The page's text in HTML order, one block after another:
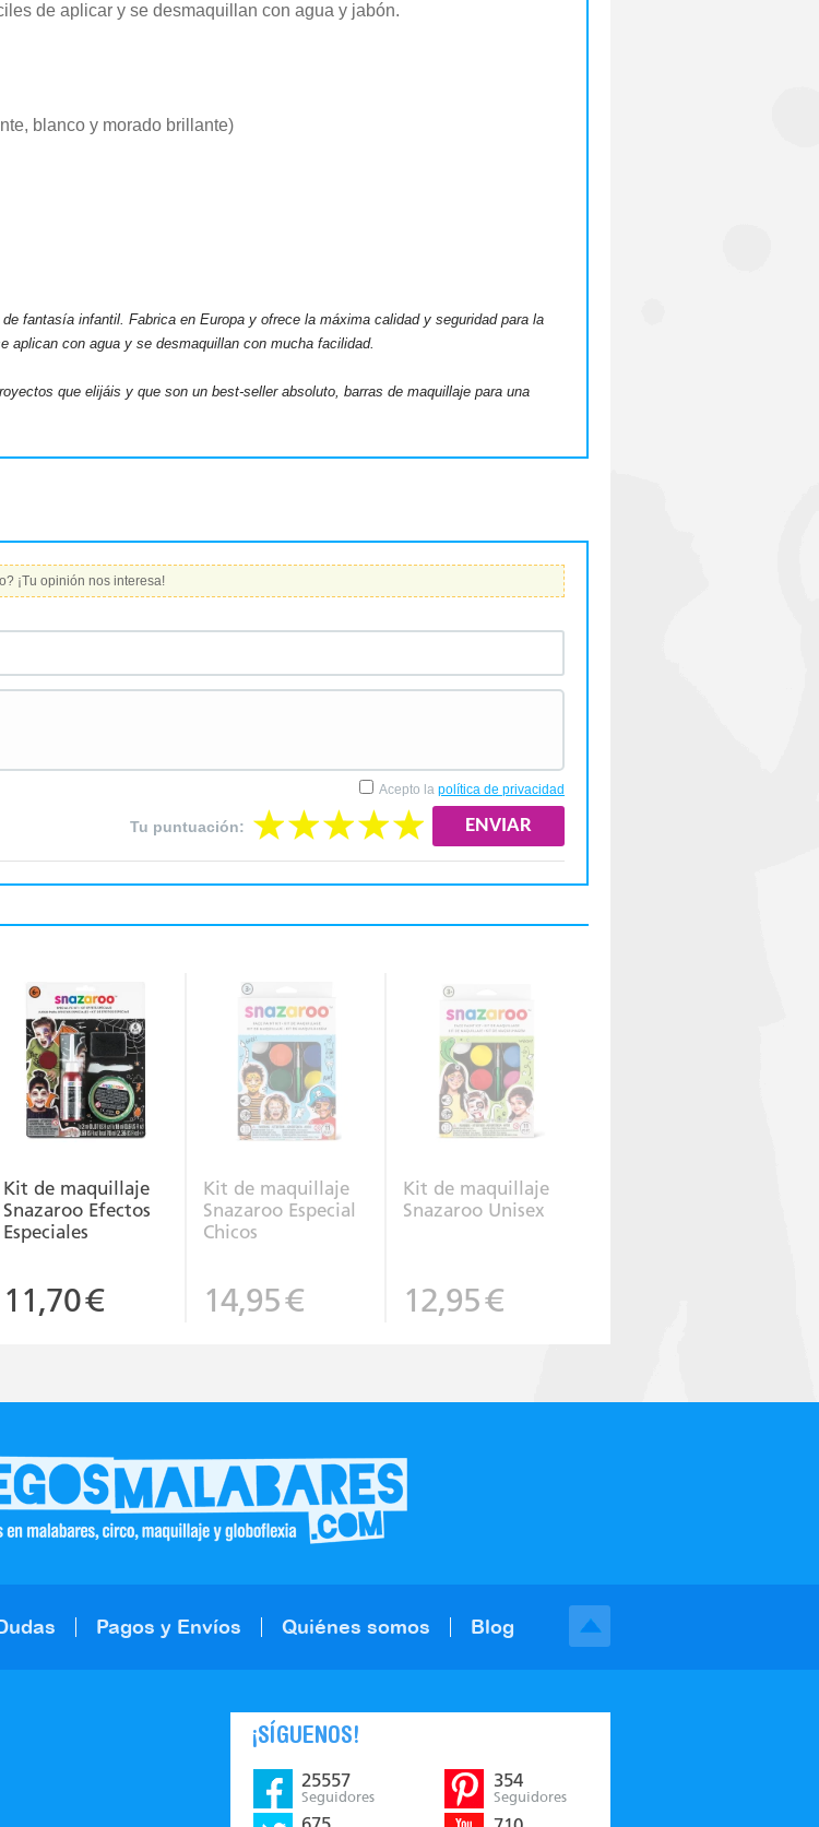
de aplicar y se desmaquillan con agua y jabón.
blanco y morado brillante)
fantasía infantil. Fabrica en Europa y ofrece la máxima calidad y seguridad para la
aplican con agua y se desmaquillan con mucha facilidad.
que elijáis y que son un best-seller absoluto, barras de maquillaje para una
¡Tu opinión nos interesa!
Tu puntuación:
Acepto la política de privacidad
Kit de maquillaje
Snazaroo Efectos
Especiales
11,70€
Kit de maquillaje
Snazaroo Especial
Chicos
14,95€
Kit de maquillaje
Snazaroo Unisex
12,95€
Pagos y Envíos Quiénes somos Blog
¡SÍGUENOS!
25557
Seguidores
354
Seguidores